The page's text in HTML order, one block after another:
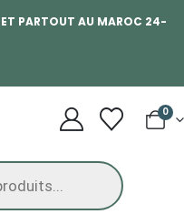
PARTOUT AU MAROC 24-
0